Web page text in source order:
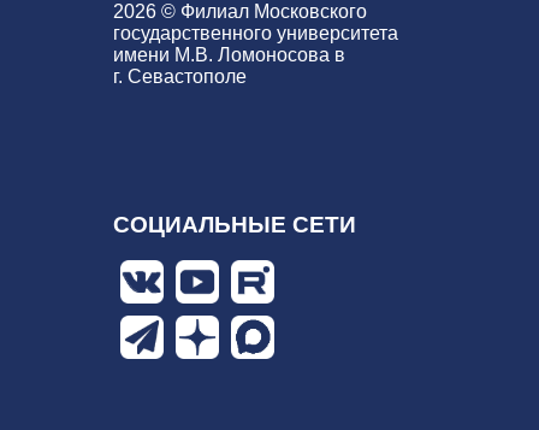
2026 © Филиал Московского
государственного университета
имени М.В. Ломоносова в
г. Севастополе
СОЦИАЛЬНЫЕ СЕТИ